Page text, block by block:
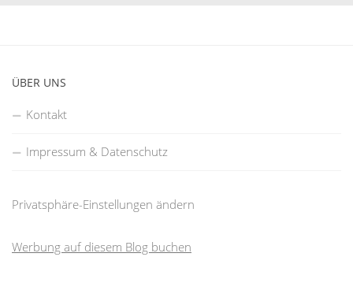
ÜBER UNS
Kontakt
Impressum & Datenschutz
Privatsphäre-Einstellungen ändern
Werbung auf diesem Blog buchen